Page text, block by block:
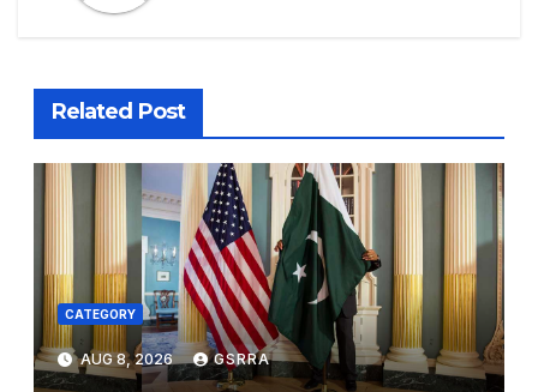
Related Post
CATEGORY
AUG 8, 2026 GSRRA